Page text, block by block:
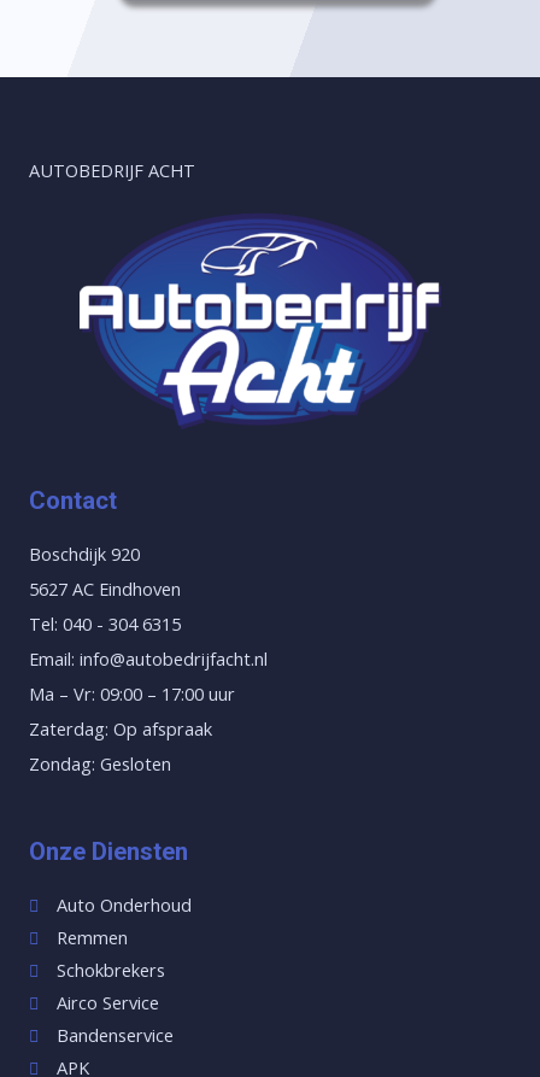
AUTOBEDRIJF ACHT
Contact
Boschdijk 920
5627 AC Eindhoven
Tel: 040 - 304 6315
Email: info@autobedrijfacht.nl
Ma – Vr: 09:00 – 17:00 uur
Zaterdag: Op afspraak
Zondag: Gesloten
Onze Diensten
Auto Onderhoud
Remmen
Schokbrekers
Airco Service
Bandenservice
APK